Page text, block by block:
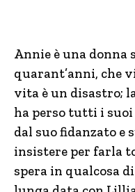
Annie è una donna
quarant’anni, che
vita è un disastro;
ha perso tutti i
dal suo fidanzato e
insistere per farla
spera in qualcosa